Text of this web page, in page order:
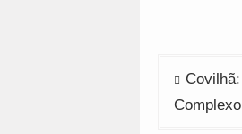
de